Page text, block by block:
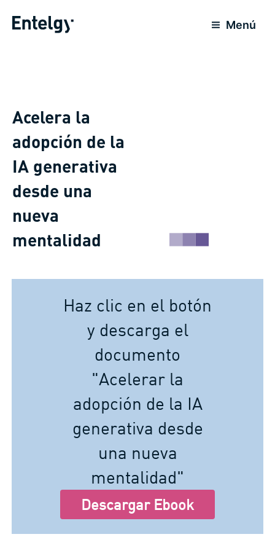
Menú
Acelera la
adopción de la
IA generativa
desde una
nueva
mentalidad​
Haz clic en el botón
y descarga el
documento
"Acelerar la
adopción de la IA
generativa desde
una nueva
mentalidad"
Descargar Ebook